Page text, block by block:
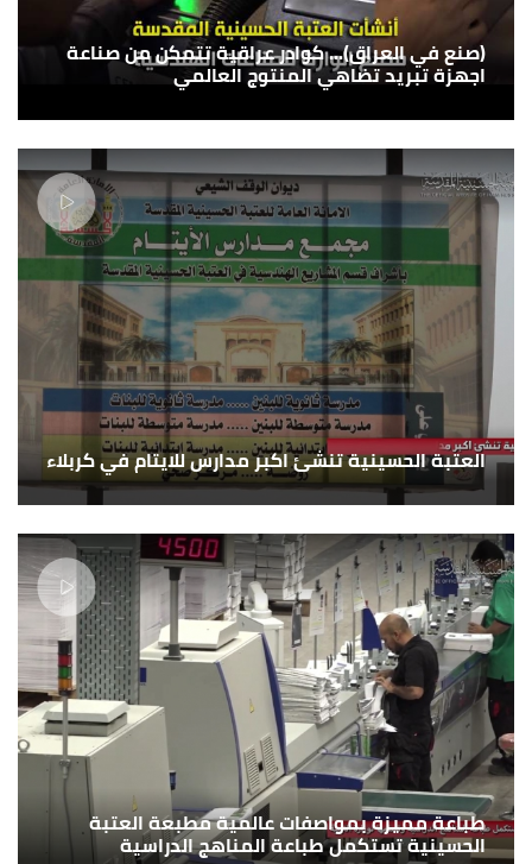
(صنع في العراق)... كوادر عراقية تتمكن من صناعة
اجهزة تبريد تضاهي المنتوج العالمي
العتبة الحسينية تنشئ اكبر مدارس للايتام في كربلاء
طباعة مميزة بمواصفات عالمية مطبعة العتبة
الحسينية تستكمل طباعة المناهج الدراسية